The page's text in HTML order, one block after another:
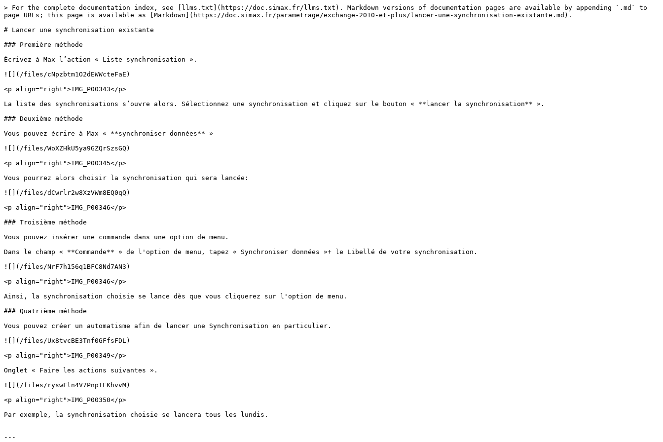
> For the complete documentation index, see [llms.txt](https://doc.simax.fr/llms.txt). Markdown versions of documentation pages are available by appending `.md` to
page URLs; this page is available as [Markdown](https://doc.simax.fr/parametrage/exchange-2010-et-plus/lancer-une-synchronisation-existante.md).
# Lancer une synchronisation existante
### Première méthode
Écrivez à Max l’action « Liste synchronisation ».
![](/files/cNpzbtm1O2dEWWcteFaE)
<p align="right">IMG_P00343</p>
La liste des synchronisations s’ouvre alors. Sélectionnez une synchronisation et cliquez sur le bouton « **lancer la synchronisation** ».
### Deuxième méthode
Vous pouvez écrire à Max « **synchroniser données** »
![](/files/WoXZHkU5ya9GZQrSzsGQ)
<p align="right">IMG_P00345</p>
Vous pourrez alors choisir la synchronisation qui sera lancée:
![](/files/dCwrlr2w8XzVWm8EQ0qQ)
<p align="right">IMG_P00346</p>
### Troisième méthode
Vous pouvez insérer une commande dans une option de menu.
Dans le champ « **Commande** » de l'option de menu, tapez « Synchroniser données »+ le Libellé de votre synchronisation.
![](/files/NrF7h156q1BFC8Nd7AN3)
<p align="right">IMG_P00346</p>
Ainsi, la synchronisation choisie se lance dès que vous cliquerez sur l'option de menu.
### Quatrième méthode
Vous pouvez créer un automatisme afin de lancer une Synchronisation en particulier.
![](/files/Ux8tvcBE3Tnf0GFfsFDL)
<p align="right">IMG_P00349</p>
Onglet « Faire les actions suivantes ».
![](/files/ryswFln4V7PnpIEKhvvM)
<p align="right">IMG_P00350</p>
Par exemple, la synchronisation choisie se lancera tous les lundis.
---